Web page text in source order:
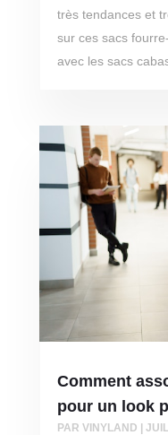
très tendances et
sur ces sacs
avec les sacs
Comment
pour un look
PAR VINYLAND |